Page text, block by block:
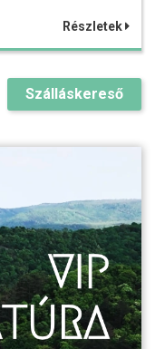
Részletek
Szálláskereső